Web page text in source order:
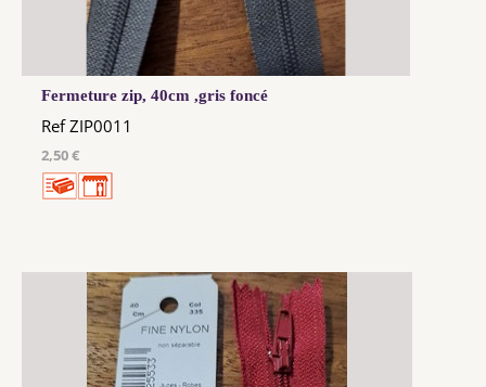
Fermeture zip, 40cm ,gris foncé
Ref ZIP0011
2,50 €